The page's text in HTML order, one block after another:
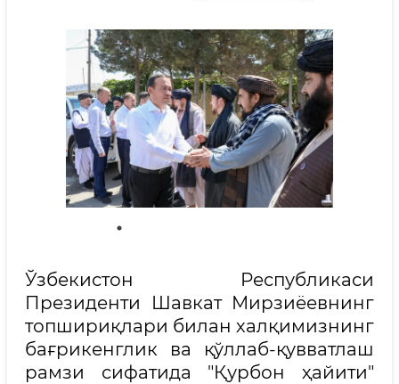
Ўзбекистон Республикаси
Президенти Шавкат Мирзиёевнинг
топшириқлари билан халқимизнинг
бағрикенглик ва қўллаб-қувватлаш
рамзи сифатида "Қурбон ҳайити"